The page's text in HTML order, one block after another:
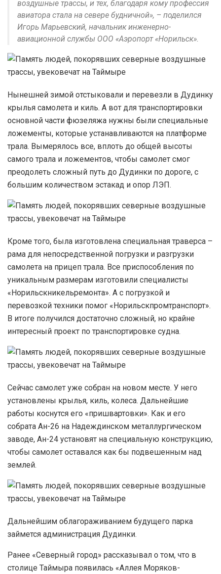
воздушные трассы, и тех, благодаря кому профессия
авиатора стала на севере будничной», – поделился
Игорь Марьевский, начальник инженерно-
авиационной службы ООО «Аэропорт «Норильск».
Нынешней зимой отстыковали и перевезли в Дудинку
крылья самолета и киль. А вот для транспортировки
основной части фюзеляжа нужны были специальные
ложементы, которые устанавливаются на платформе
трала. Вымерялось все, вплоть до общей высоты
самого трала и ложементов, чтобы самолет смог
преодолеть сложный путь до Дудинки по дороге, с
большим количеством эстакад и опор ЛЭП.
Кроме того, была изготовлена специальная траверса –
рама для непосредственной погрузки и разгрузки
самолета на прицеп трала. Все приспособления по
уникальным размерам изготовили специалисты
«Норильскникельремонта». А с погрузкой и
перевозкой техники помог «Норильскпромтранспорт».
В итоге получился достаточно сложный, но крайне
интересный проект по транспортировке судна.
Сейчас самолет уже собран на новом месте. У него
установлены крылья, киль, колеса. Дальнейшие
работы коснутся его «пришвартовки». Как и его
собрата Ан-26 на Надеждинском металлургическом
заводе, Ан-24 установят на специальную конструкцию,
чтобы самолет оставался как бы подвешенным над
землей.
Дальнейшим облагораживанием будущего парка
займется администрация Дудинки.
Ранее «Северный город» рассказывал о том, что в
столице Таймыра появилась «Аллея Моряков-